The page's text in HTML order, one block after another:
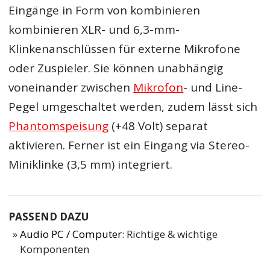
Eingänge in Form von kombinieren
kombinieren XLR- und 6,3-mm-
Klinkenanschlüssen für externe Mikrofone
oder Zuspieler. Sie können unabhängig
voneinander zwischen Mikrofon- und Line-
Pegel umgeschaltet werden, zudem lässt sich
Phantomspeisung (+48 Volt) separat
aktivieren. Ferner ist ein Eingang via Stereo-
Miniklinke (3,5 mm) integriert.
PASSEND DAZU
Audio PC / Computer: Richtige & wichtige
Komponenten